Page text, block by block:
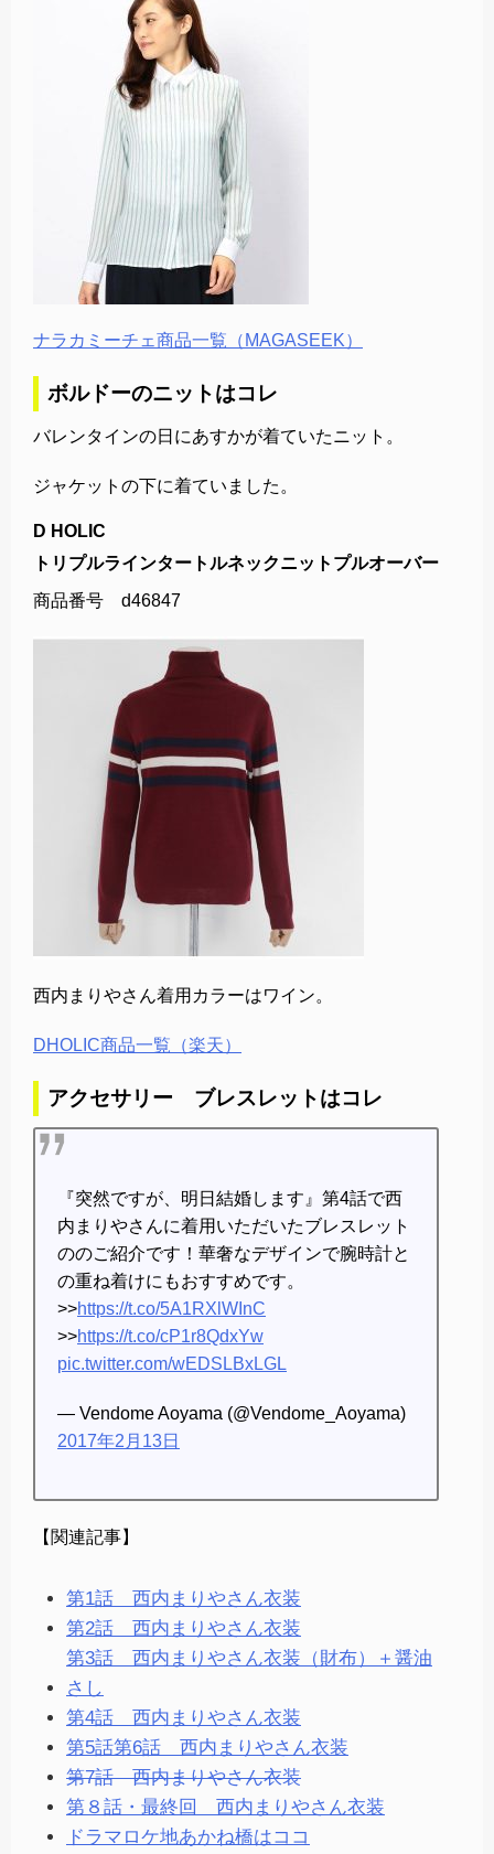
ナラカミーチェ商品一覧（MAGASEEK）
ボルドーのニットはコレ
バレンタインの日にあすかが着ていたニット。
ジャケットの下に着ていました。
D HOLIC
トリプルラインタートルネックニットプルオーバー
商品番号 d46847
西内まりやさん着用カラーはワイン。
DHOLIC商品一覧（楽天）
アクセサリー ブレスレットはコレ
『突然ですが、明日結婚します』第4話で西
内まりやさんに着用いただいたブレスレット
ののご紹介です！華奢なデザインで腕時計と
の重ね着けにもおすすめです。
>>https://t.co/5A1RXlWInC
>>https://t.co/cP1r8QdxYw
pic.twitter.com/wEDSLBxLGL
— Vendome Aoyama (@Vendome_Aoyama)
2017年2月13日
【関連記事】
第1話 西内まりやさん衣装
第2話 西内まりやさん衣装
第3話 西内まりやさん衣装（財布）＋醤油
さし
第4話 西内まりやさん衣装
第5話第6話 西内まりやさん衣装
第7話 西内まりやさん衣装
第８話・最終回 西内まりやさん衣装
ドラマロケ地あかね橋はココ